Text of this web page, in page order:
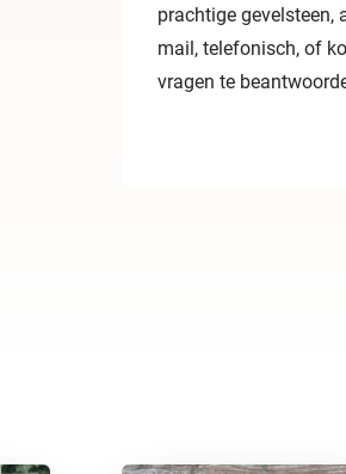
prachtige gevelsteen,
mail, telefonisch, of
vragen te